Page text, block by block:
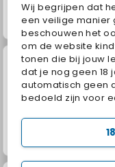
Wij begrijpen dat
een veilige manier
beschouwen het
om de website
tonen die bij jouw
dat je nog geen 18
automatisch geen
bedoeld zijn voor
Juice Merge